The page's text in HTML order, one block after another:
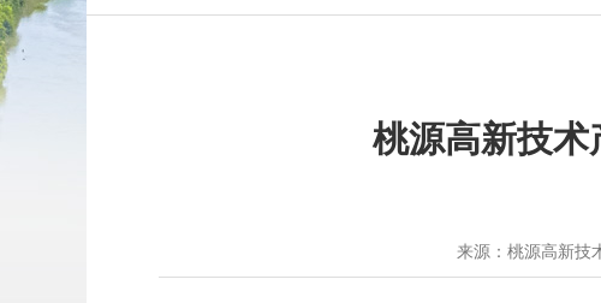
桃源高新技术
来源：桃源高新技